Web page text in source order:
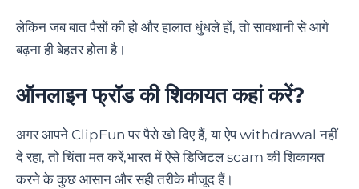
लेकिन जब बात पैसों की हो और हालात धुंधले हों, तो सावधानी से आगे
बढ़ना ही बेहतर होता है।
ऑनलाइन फ्रॉड की शिकायत कहां करें?
अगर आपने ClipFun पर पैसे खो दिए हैं, या ऐप withdrawal नहीं
दे रहा, तो चिंता मत करें,भारत में ऐसे डिजिटल scam की शिकायत
करने के कुछ आसान और सही तरीके मौजूद हैं।